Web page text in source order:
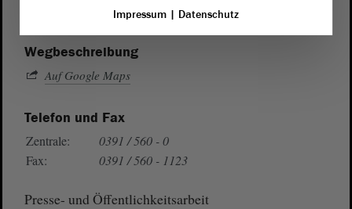
39104 Magdeburg
Wegbeschreibung
Auf Google Maps
Telefon und Fax
Zentrale:
0391 / 560 - 0
Fax:
0391 / 560 - 1123
Presse- und Öffentlichkeitsarbeit
Impressum| Datenschutz